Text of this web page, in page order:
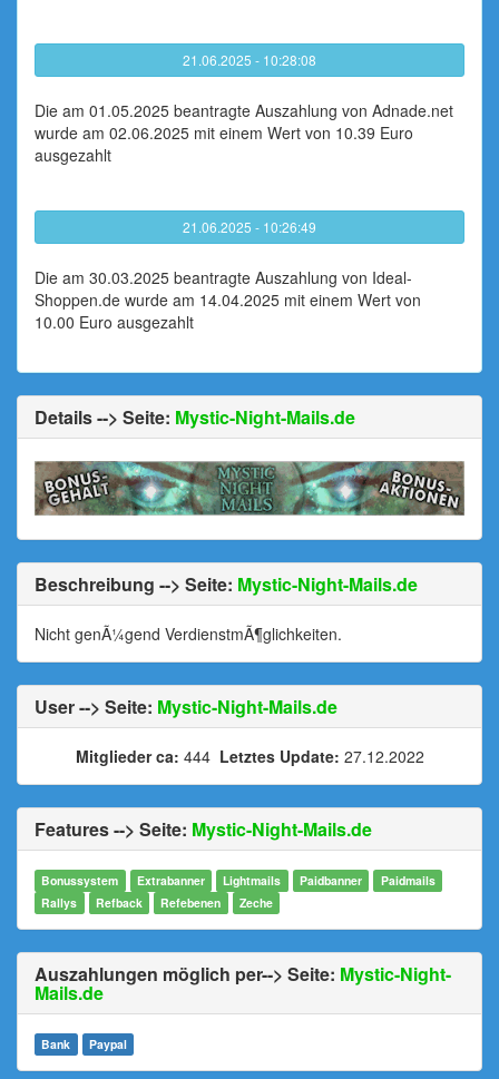
21.06.2025 - 10:28:08
Die am 01.05.2025 beantragte Auszahlung von Adnade.net
wurde am 02.06.2025 mit einem Wert von 10.39 Euro
ausgezahlt
21.06.2025 - 10:26:49
Die am 30.03.2025 beantragte Auszahlung von Ideal-
Shoppen.de wurde am 14.04.2025 mit einem Wert von
10.00 Euro ausgezahlt
Details --> Seite: Mystic-Night-Mails.de
Beschreibung --> Seite: Mystic-Night-Mails.de
Nicht genÃ¼gend VerdienstmÃ¶glichkeiten.
User --> Seite: Mystic-Night-Mails.de
Mitglieder ca: 444 Letztes Update: 27.12.2022
Features --> Seite: Mystic-Night-Mails.de
Bonussystem Extrabanner Lightmails Paidbanner
Paidmails
Rallys
Refback Refebenen Zeche
Auszahlungen möglich per--> Seite: Mystic-Night-
Mails.de
Bank Paypal